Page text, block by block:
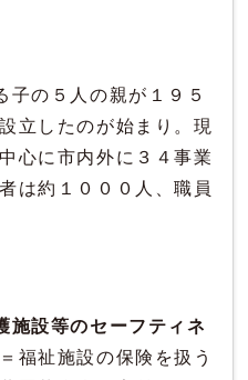
子の５人の親が１９５
立したのが始まり。現
心に市内外に３４事業
は約１０００人、職員
施設等のセーフティネ
＝福祉施設の保険を扱う